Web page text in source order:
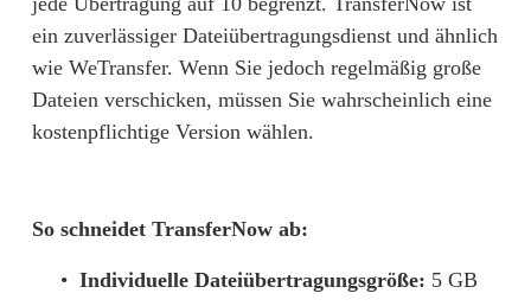
ein zuverlässiger Dateiübertragungsdienst und ähnlich
wie WeTransfer. Wenn Sie jedoch regelmäßig große
Dateien verschicken, müssen Sie wahrscheinlich eine
kostenpflichtige Version wählen.
So schneidet TransferNow ab:
Individuelle Dateiübertragungsgröße: 5 GB